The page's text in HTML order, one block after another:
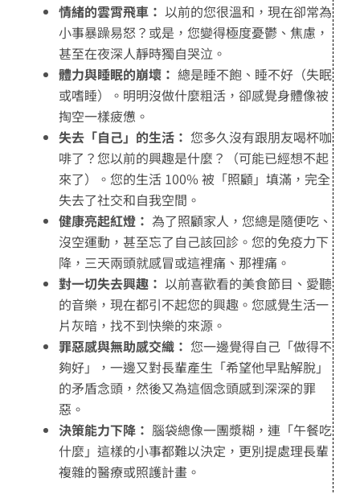
情緒的雲霄飛車： 以前的您很溫和，現在卻常為
小事暴躁易怒？或是，您變得極度憂鬱、焦慮，
甚至在夜深人靜時獨自哭泣。
體力與睡眠的崩壞： 總是睡不飽、睡不好（失眠
或嗜睡）。明明沒做什麼粗活，卻感覺身體像被
掏空一樣疲憊。
失去「自己」的生活： 您多久沒有跟朋友喝杯咖
啡了？您以前的興趣是什麼？（可能已經想不起
來了）。您的生活 100% 被「照顧」填滿，完全
失去了社交和自我空間。
健康亮起紅燈： 為了照顧家人，您總是隨便吃、
沒空運動，甚至忘了自己該回診。您的免疫力下
降，三天兩頭就感冒或這裡痛、那裡痛。
對一切失去興趣： 以前喜歡看的美食節目、愛聽
的音樂，現在都引不起您的興趣。您感覺生活一
片灰暗，找不到快樂的來源。
罪惡感與無助感交織： 您一邊覺得自己「做得不
夠好」，一邊又對長輩產生「希望他早點解脫」
的矛盾念頭，然後又為這個念頭感到深深的罪
惡。
決策能力下降： 腦袋總像一團漿糊，連「午餐吃
什麼」這樣的小事都難以決定，更別提處理長輩
複雜的醫療或照護計畫。